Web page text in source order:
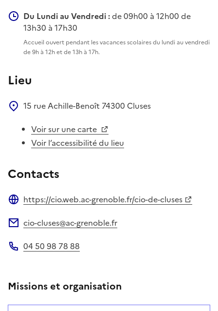
Du Lundi au Vendredi :de 09h00 à 12h00 de
13h30 à 17h30
Accueil ouvert pendant les vacances scolaires du lundi au vendredi
de 9h à 12h et de 13h à 17h.
Lieu
15 rue Achille-Benoît 74300 Cluses
Voir sur une carte
Voir l’accessibilité du lieu
Contacts
https://cio.web.ac-grenoble.fr/cio-de-cluses
cio-cluses@ac-grenoble.fr
04 50 98 78 88
Missions et organisation